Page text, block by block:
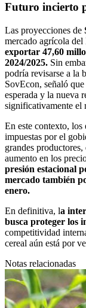
Futuro incierto
Las proyecciones de
mercado agrícola
exportar 47,60
2024/2025. Sin
podría revisarse a la
SovEcon, señaló
esperada y la nueva
significativamente el
En este contexto, los
impuestas por el
grandes
aumento en los
presión estacional
mercado también
enero.
En definitiva, la
busca proteger los
competitividad
cereal aún está por
Notas relacionadas